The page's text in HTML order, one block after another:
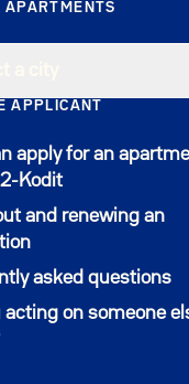
APARTMENTS
APPLICANT
apply for an
Kodit
and renewing an
asked questions
acting on someone